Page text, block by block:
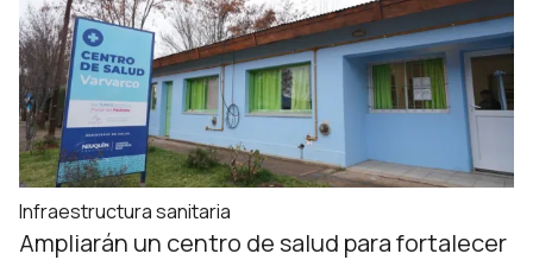
Infraestructura sanitaria
Ampliarán un centro de salud para fortalecer